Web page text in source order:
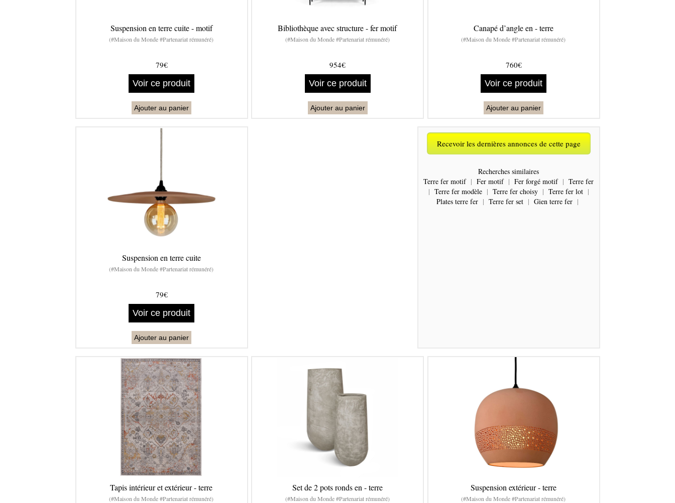
Suspension en terre cuite - motif
(#Maison du Monde #Partenariat rémunéré)
79€
Voir ce produit
Ajouter au panier
Bibliothèque avec structure - fer motif
(#Maison du Monde #Partenariat rémunéré)
954€
Voir ce produit
Ajouter au panier
Canapé d’angle en - terre
(#Maison du Monde #Partenariat rémunéré)
760€
Voir ce produit
Ajouter au panier
Suspension en terre cuite
(#Maison du Monde #Partenariat rémunéré)
79€
Voir ce produit
Ajouter au panier
Recevoir les dernières annonces de cette page
Recherches similaires
Terre fer motif | Fer motif | Fer forgé motif | Terre fer
| Terre fer modèle | Terre fer choisy | Terre fer lot |
Plates terre fer | Terre fer set | Gien terre fer |
Tapis intérieur et extérieur - terre
(#Maison du Monde #Partenariat rémunéré)
Set de 2 pots ronds en - terre
(#Maison du Monde #Partenariat rémunéré)
Suspension extérieur - terre
(#Maison du Monde #Partenariat rémunéré)